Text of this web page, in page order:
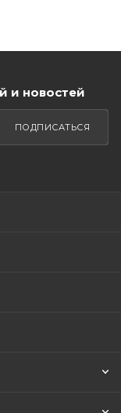
и новостей
ПОДПИСАТЬСЯ